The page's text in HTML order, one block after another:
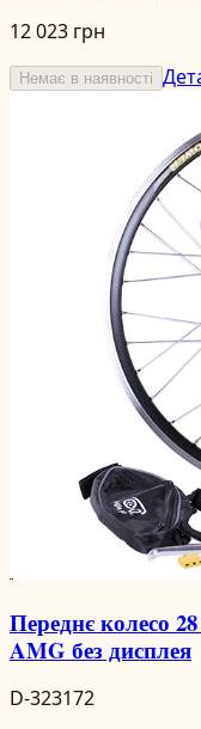
12 023 грн
Немає в наявності
Переднє колесо
AMG без дисплея
D-323172